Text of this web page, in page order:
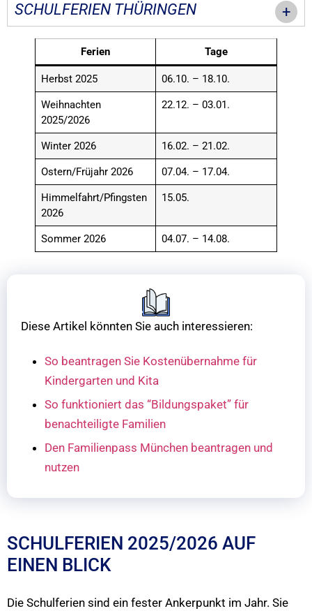
SCHULFERIEN THÜRINGEN
Ferien Tage
Herbst 2025 06.10. – 18.10.
Weihnachten
2025/2026
22.12. – 03.01.
Winter 2026 16.02. – 21.02.
Ostern/Früjahr 2026 07.04. – 17.04.
Himmelfahrt/Pfingsten
2026
15.05.
Sommer 2026 04.07. – 14.08.
Diese Artikel könnten Sie auch interessieren:
So beantragen Sie Kostenübernahme für
Kindergarten und Kita
So funktioniert das “Bildungspaket” für
benachteiligte Familien
Den Familienpass München beantragen und
nutzen
SCHULFERIEN 2025/2026 AUF
EINEN BLICK
Die Schulferien sind ein fester Ankerpunkt im Jahr. Sie